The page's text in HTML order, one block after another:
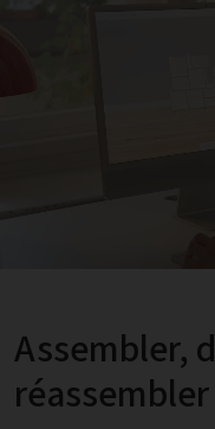
Assembler,
réassembler